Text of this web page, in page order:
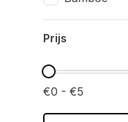
Prijs
€0 - €5